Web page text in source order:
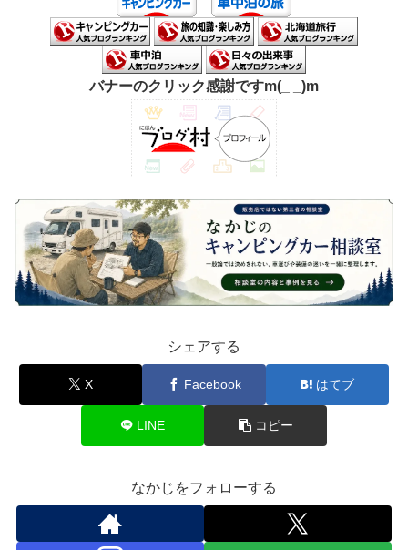
バナーのクリック感謝ですm(_ _)m
シェアする
X Facebook はてブ
LINE コピー
なかじをフォローする